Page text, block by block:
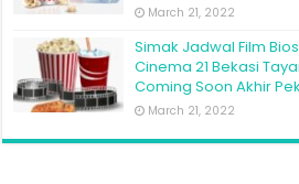
March 21, 2022
Simak Jadwal Film
Cinema 21 Bekasi
Coming Soon Akhir
March 21, 2022